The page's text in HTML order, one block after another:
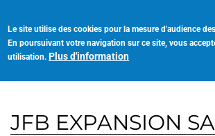
Le site utilise des cookies pour la mesure d'audience
En poursuivant votre navigation sur ce site, vous
utilisation. Plus d'information
contenu
principal
JFB EXPANSION